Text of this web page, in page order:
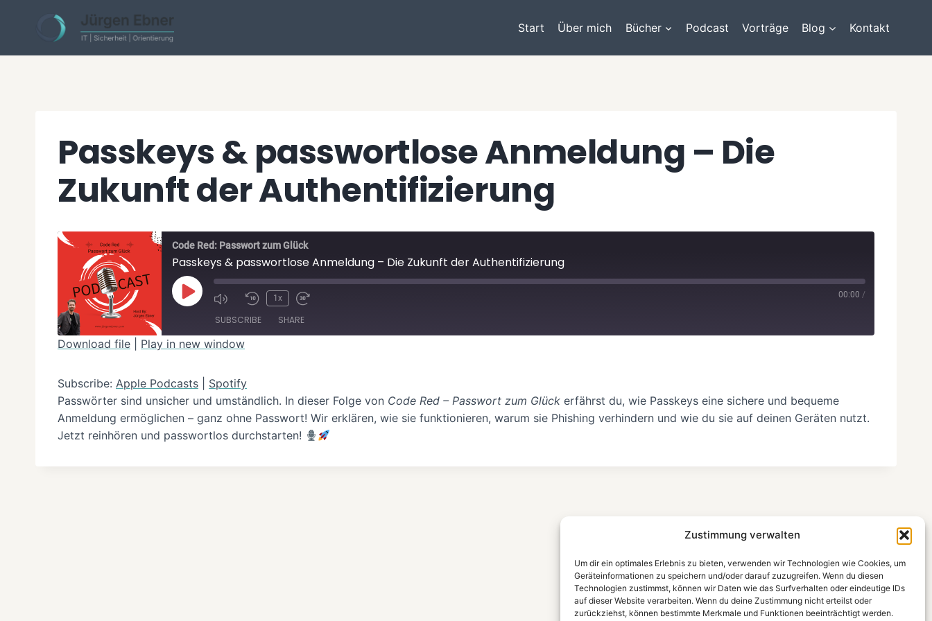
Zustimmung verwalten
Um dir ein optimales Erlebnis zu bieten, verwenden wir Technologien wie Cookies, um
Geräteinformationen zu speichern und/oder darauf zuzugreifen. Wenn du diesen
Technologien zustimmst, können wir Daten wie das Surfverhalten oder eindeutige IDs
auf dieser Website verarbeiten. Wenn du deine Zustimmung nicht erteilst oder
zurückziehst, können bestimmte Merkmale und Funktionen beeinträchtigt werden.
Start Über mich Bücher Podcast Vorträge Blog Kontakt
Passkeys & passwortlose Anmeldung – Die
Zukunft der Authentifizierung
Code Red: Passwort zum Glück
Passkeys & passwortlose Anmeldung – Die Zukunft der Authentifizierung
P
a
E
p
i
s
1x 00:00 /
SUBSCRIBE SHARE
RSS FEED
LINK
EMBED
Download file Play in new window
Subscribe: Apple Podcasts
Spotify
Passwörter sind unsicher und umständlich. In dieser Folge von Code Red – Passwort zum Glück erfährst du, wie Passkeys eine sichere und bequeme
Anmeldung ermöglichen – ganz ohne Passwort! Wir erklären, wie sie funktionieren, warum sie Phishing verhindern und wie du sie auf deinen Geräten nutzt.
Jetzt reinhören und passwortlos durchstarten!